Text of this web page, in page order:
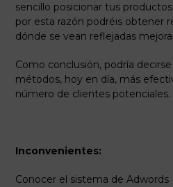
sencillo posicionar tus
por esta razón podréis obtener
dónde se vean reflejadas
Como conclusión, podría
métodos, hoy en día, más
número de clientes potenciales.
Inconvenientes:
Conocer el sistema de Adwords